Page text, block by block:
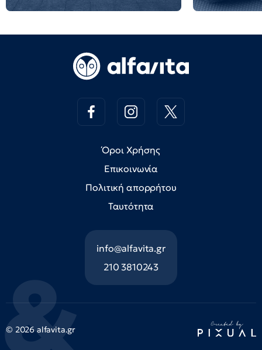
Όροι Χρήσης
Επικοινωνία
Πολιτική απορρήτου
Ταυτότητα
info@alfavita.gr
210 3810243
© 2026 alfavita.gr